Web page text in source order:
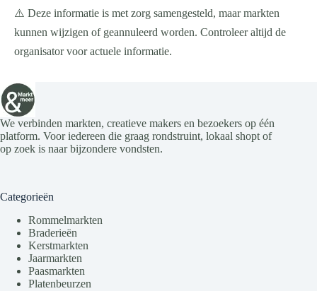
⚠️ Deze informatie is met zorg samengesteld, maar markten
kunnen wijzigen of geannuleerd worden. Controleer altijd de
organisator voor actuele informatie.
We verbinden markten, creatieve makers en bezoekers op één
platform. Voor iedereen die graag rondstruint, lokaal shopt of
op zoek is naar bijzondere vondsten.
Categorieën
Rommelmarkten
Braderieën
Kerstmarkten
Jaarmarkten
Paasmarkten
Platenbeurzen